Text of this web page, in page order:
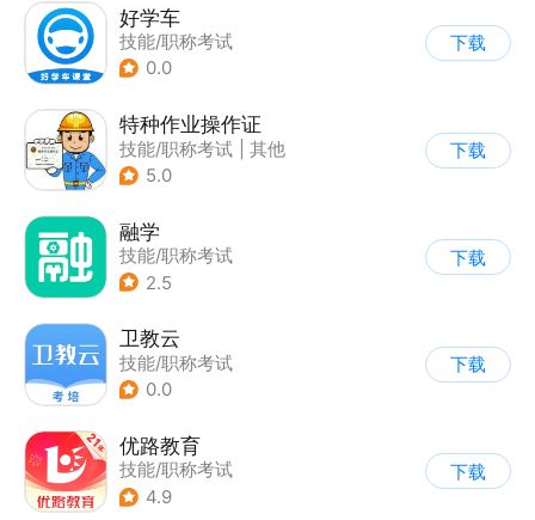
好学车
技能/职称考试
0.0
下载
特种作业操作证
技能/职称考试
其他
5.0
下载
融学
技能/职称考试
2.5
下载
卫教云
技能/职称考试
0.0
下载
优路教育
技能/职称考试
4.9
下载